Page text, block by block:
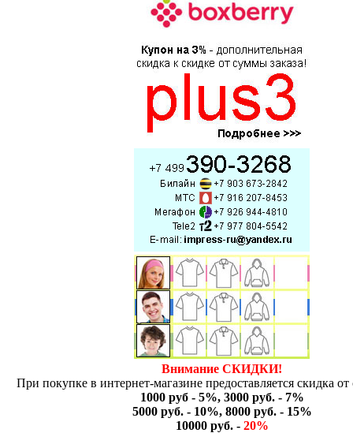
Внимание СКИДКИ!
При покупке в интернет-магазине предоставляется скидка
1000 руб - 5%, 3000 руб. - 7%
5000 руб. - 10%, 8000 руб. - 15%
10000 руб. - 20%